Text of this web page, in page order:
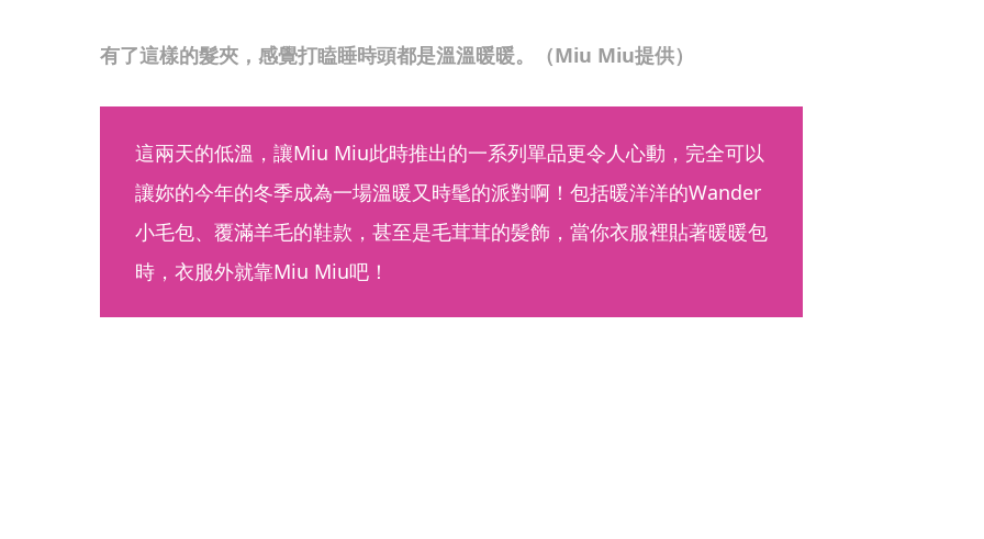
有了這樣的髮夾，感覺打瞌睡時頭都是溫溫暖暖。（Miu Miu提供）
這兩天的低溫，讓Miu Miu此時推出的一系列單品更令人心動，完全可以
讓妳的今年的冬季成為一場溫暖又時髦的派對啊！包括暖洋洋的Wander
小毛包、覆滿羊毛的鞋款，甚至是毛茸茸的髪飾，當你衣服裡貼著暖暖包
時，衣服外就靠Miu Miu吧！